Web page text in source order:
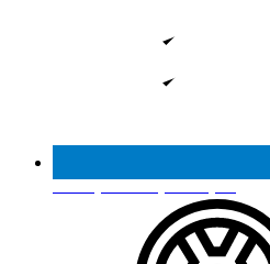
Реестр МинПромТорга